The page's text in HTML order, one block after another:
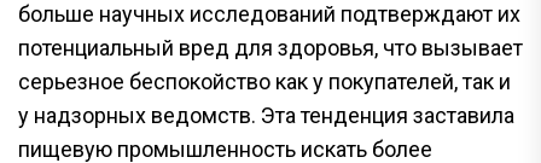
больше научных исследований подтверждают их
потенциальный вред для здоровья, что вызывает
серьезное беспокойство как у покупателей, так и
у надзорных ведомств. Эта тенденция заставила
пищевую промышленность искать более